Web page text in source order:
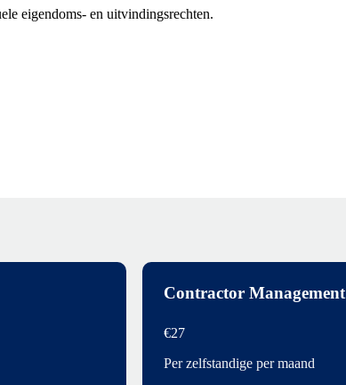
eigendoms- en uitvindingsrechten.
Contractor Management
€27
Per zelfstandige per maand